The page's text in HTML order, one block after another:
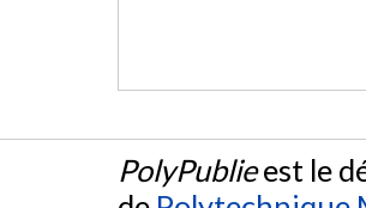
PolyPublieest le